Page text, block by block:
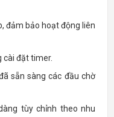
đảm bảo hoạt động liên
cài đặt timer.
sẵn sàng các đầu chờ
tùy chỉnh theo nhu